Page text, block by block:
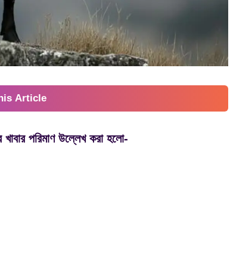
Article
খাবার পরিমাণ উল্লেখ করা হলো-